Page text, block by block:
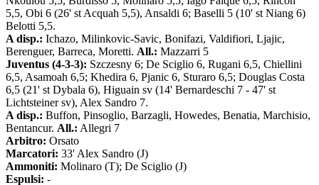
5,5, Obi 6 (26' st Acquah 5,5), Ansaldi 6; Baselli 5 (10' st Niang 6)
Belotti 5,5.
A disp.: Ichazo, Milinkovic-Savic, Bonifazi, Valdifiori, Ljajic,
Berenguer, Barreca, Moretti. All.: Mazzarri 5
Juventus (4-3-3): Szczesny 6; De Sciglio 6, Rugani 6,5, Chiellini
6,5, Asamoah 6,5; Khedira 6, Pjanic 6, Sturaro 6,5; Douglas Costa
6,5 (21' st Dybala 6), Higuain sv (14' Bernardeschi 7 - 47' st
Lichtsteiner sv), Alex Sandro 7.
A disp.: Buffon, Pinsoglio, Barzagli, Howedes, Benatia, Marchisio,
Bentancur. All.: Allegri 7
Arbitro: Orsato
Marcatori: 33' Alex Sandro (J)
Ammoniti: Molinaro (T); De Sciglio (J)
Espulsi: -